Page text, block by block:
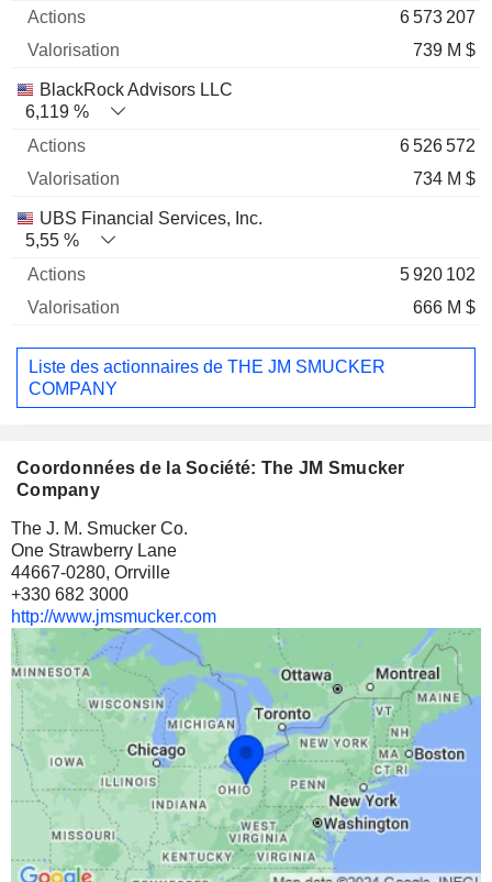
6 573 207
739 M $
BlackRock Advisors LLC
6,119 %
6 526 572
734 M $
UBS Financial Services, Inc.
5,55 %
5 920 102
666 M $
Liste des actionnaires de THE JM SMUCKER
COMPANY
Coordonnées de la Société: The JM Smucker
Company
The J. M. Smucker Co.
One Strawberry Lane
44667-0280, Orrville
+330 682 3000
http://www.jmsmucker.com